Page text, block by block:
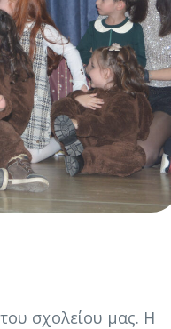
σχολείου μας. Η